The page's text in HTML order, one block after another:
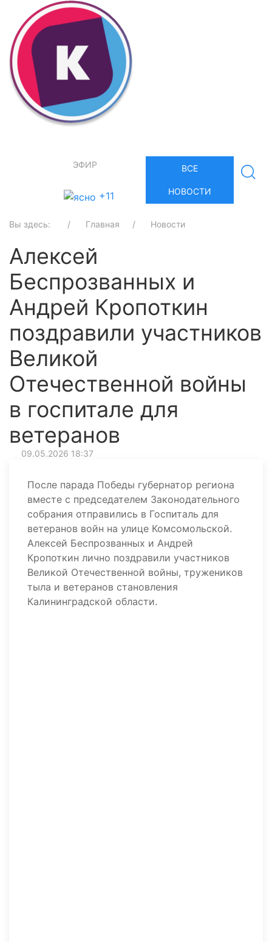
ЭФИР
+11
ВСЕ
НОВОСТИ
Вы здесь: Главная Новости
Алексей
Беспрозванных и
Андрей Кропоткин
поздравили участников
Великой
Отечественной войны
в госпитале для
ветеранов
09.05.2026 18:37
После парада Победы губернатор региона
вместе с председателем Законодательного
собрания отправились в Госпиталь для
ветеранов войн на улице Комсомольской.
Алексей Беспрозванных и Андрей
Кропоткин лично поздравили участников
Великой Отечественной войны, тружеников
тыла и ветеранов становления
Калининградской области.